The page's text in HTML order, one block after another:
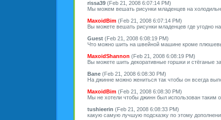
rissa39 (Feb 21, 2008 6:07:14 PM)
Мы можем вешать рисунки младенцев на
MaxoidBim (Feb 21, 2008 6:07:14 PM)
Вы можете вешать рисунки младенцев где угодно
Guest (Feb 21, 2008 6:08:19 PM)
Что можно шить на швейной машине кроме
MaxoidShannon (Feb 21, 2008 6:08:19 PM)
Вы можете шить декоративные горшки и стёганые
Bane (Feb 21, 2008 6:08:30 PM)
На джинне можно жениться так чтобы он всегда
MaxoidBim (Feb 21, 2008 6:08:30 PM)
Мы не хотели чтобы джинн был использован таким
tushieerin (Feb 21, 2008 6:08:33 PM)
какую самую лучшую подсказку по этому